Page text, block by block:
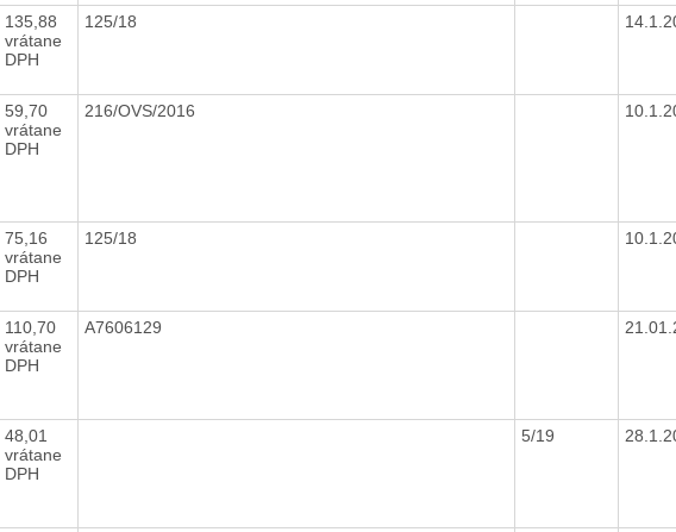
135,88
vrátane
DPH
125/18
59,70
vrátane
DPH
216/OVS/2016
75,16
vrátane
DPH
125/18
110,70
vrátane
DPH
A7606129
48,01
vrátane
DPH
5/19